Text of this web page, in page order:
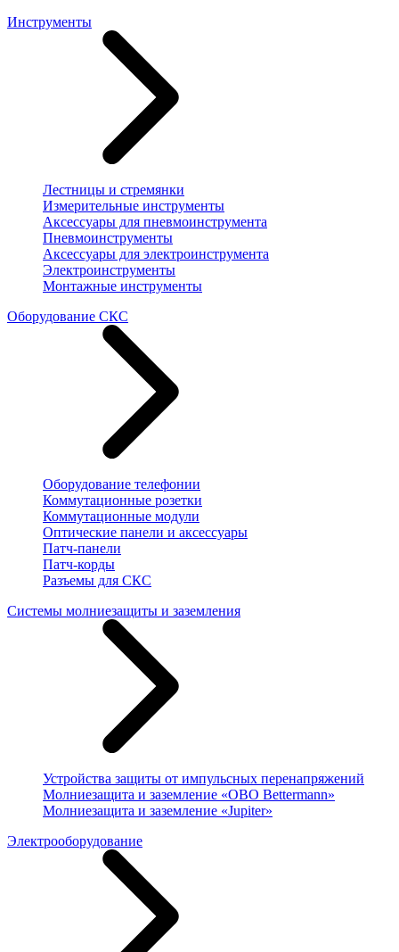
Инструменты
Лестницы и стремянки
Измерительные инструменты
Аксессуары для пневмоинструмента
Пневмоинструменты
Аксессуары для электроинструмента
Электроинструменты
Монтажные инструменты
Оборудование СКС
Оборудование телефонии
Коммутационные розетки
Коммутационные модули
Оптические панели и аксессуары
Патч-панели
Патч-корды
Разъемы для СКС
Системы молниезащиты и заземления
Устройства защиты от импульсных перенапряжений
Молниезащита и заземление «OBO Bettermann»
Молниезащита и заземление «Jupiter»
Электрооборудование